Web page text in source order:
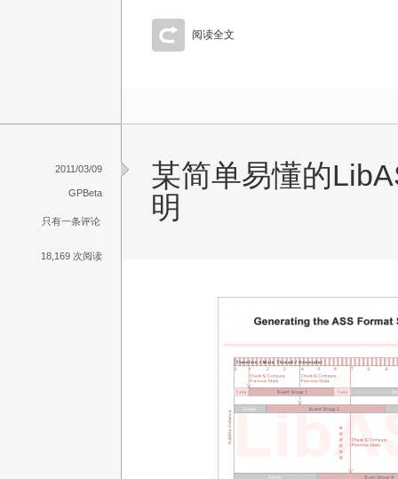
阅读全文
某简单易懂的
明
2011/03/09
GPBeta
只有一条评论
18,169 次阅读